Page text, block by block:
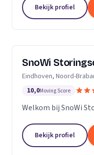
Bekijk profiel
SnoWi
Eindhoven, Noord-
10,0Moving Score
Welkom bij SnoWi
Bekijk profiel